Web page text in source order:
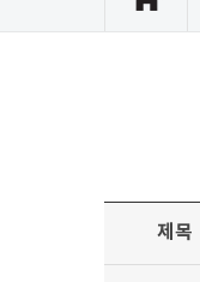
제목